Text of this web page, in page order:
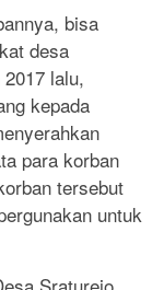
bisa
desa
lalu,
kepada
para korban
tersebut
untuk